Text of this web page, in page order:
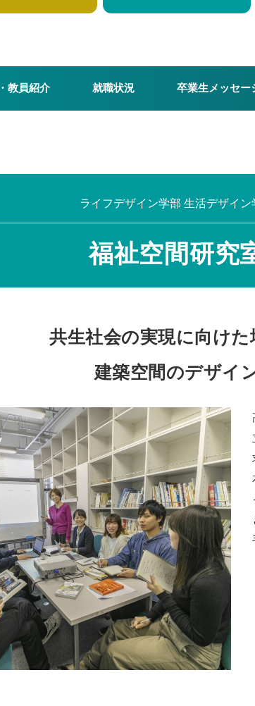
教員紹介 就職状況 卒業生メッセー
ライフデザイン学部 生活デザイン
福祉空間研究
共生社会の実現に向けた
建築空間のデザイ